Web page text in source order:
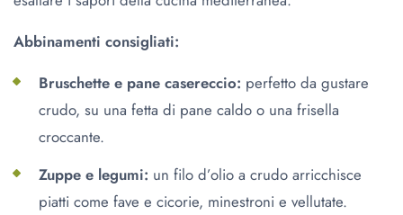
Abbinamenti consigliati:
Bruschette e pane casereccio: perfetto da gustare
crudo, su una fetta di pane caldo o una frisella
croccante.
Zuppe e legumi: un filo d’olio a crudo arricchisce
piatti come fave e cicorie, minestroni e vellutate.